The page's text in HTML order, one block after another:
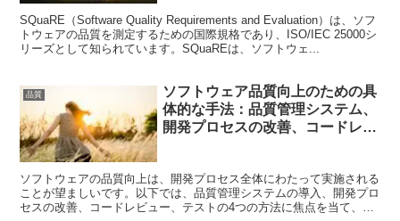
SQuaRE（Software Quality Requirements and Evaluation）は、ソフ
トウェアの品質を測定するための国際規格であり、ISO/IEC 25000シ
リーズとして知られています。SQuaREは、ソフトウェ...
品質
ソフトウェア品質向上のための具
体的な手法：品質管理システム、
開発プロセスの改善、コードレビ
ソフトウェアの品質向上は、開発プロセス全体にわたって実施される
ことが望ましいです。以下では、品質管理システムの導入、開発プロ
セスの改善、コードレビュー、テストの4つの方法に焦点を当て、そ